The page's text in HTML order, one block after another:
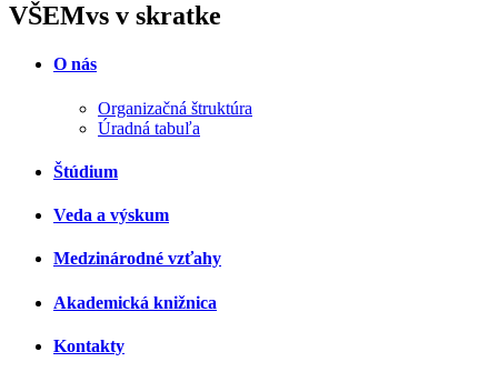
VŠEMvs v skratke
O nás
Organizačná štruktúra
Úradná tabuľa
Štúdium
Veda a výskum
Medzinárodné vzťahy
Akademická knižnica
Kontakty